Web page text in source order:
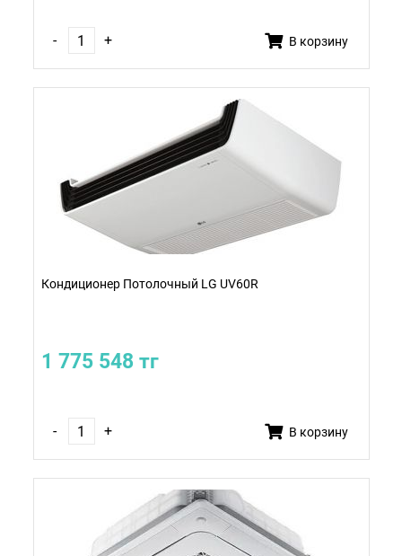
- + В корзину
Кондиционер Потолочный LG UV60R
1 775 548 тг
- + В корзину